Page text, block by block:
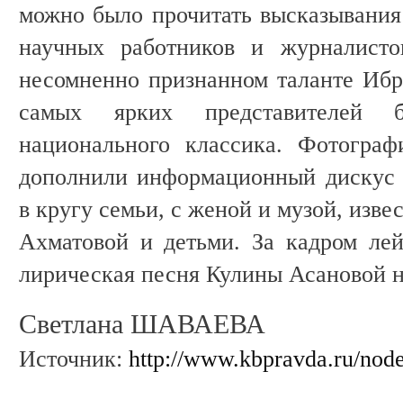
можно было прочитать
научных работников и
несомненно признанном таланте
самых ярких представителей
национального классика.
дополнили информационный дискус
в кругу семьи, с женой и музой,
Ахматовой и детьми. За кадром
лирическая песня Кулины Асановой
Светлана ШАВАЕВА
Источник: http://www.kbpravda.ru/